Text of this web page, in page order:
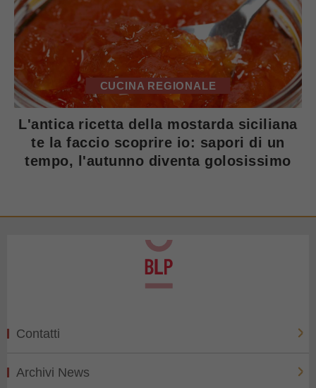
CUCINA REGIONALE
L'antica ricetta della mostarda siciliana
te la faccio scoprire io: sapori di un
tempo, l'autunno diventa golosissimo
Contatti
Archivi News